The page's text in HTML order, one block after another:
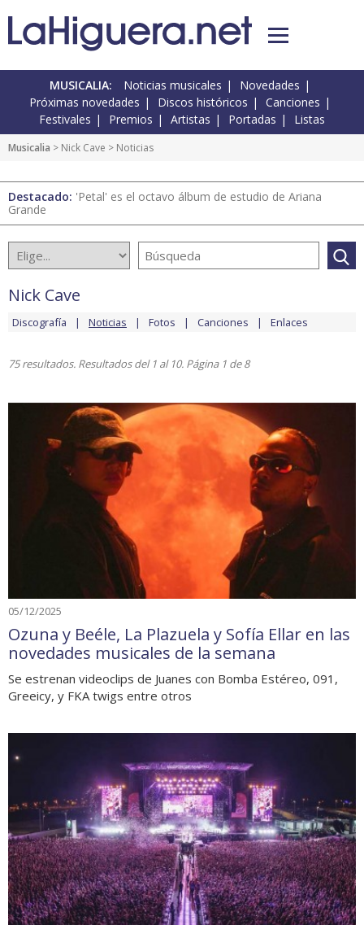
MUSICALIA: Noticias musicales
Novedades
Próximas novedades
Discos históricos
Canciones
Festivales
Premios Artistas Portadas Listas
Musicalia > Nick Cave > Noticias
Destacado: 'Petal' es el octavo álbum de estudio de Ariana
Grande
Nick Cave
Discografía Noticias Fotos Canciones Enlaces
75 resultados. Resultados del 1 al 10. Página 1 de 8
05/12/2025
Ozuna y Beéle, La Plazuela y Sofía Ellar en las
novedades musicales de la semana
Se estrenan videoclips de Juanes con Bomba Estéreo, 091,
Greeicy, y FKA twigs entre otros